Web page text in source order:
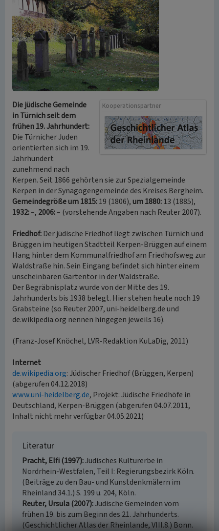
Kooperationspartner
Die jüdische Gemeinde
in Türnich seit dem
frühen 19. Jahrhundert:
Die Türnicher Juden
orientierten sich im 19.
Jahrhundert
zunehmend nach
Kerpen. Seit 1866 gehörten sie zur Spezialgemeinde
Kerpen in der Synagogengemeinde des Kreises Bergheim.
Gemeindegröße um 1815:19 (1806),um 1880:13 (1885),
1932:–, 2006:– (vorstehende Angaben nach Reuter 2007).
Friedhof:Der jüdische Friedhof liegt zwischen Türnich und
Brüggen im heutigen Stadtteil Kerpen-Brüggen auf einem
Hang hinter dem Kommunalfriedhof am Friedhofsweg zur
Waldstraße hin. Sein Eingang befindet sich hinter einem
unscheinbaren Gartentor in der Waldstraße.
Der Begräbnisplatz wurde von der Mitte des 19.
Jahrhunderts bis 1938 belegt. Hier stehen heute noch 19
Grabsteine (so Reuter 2007, uni-heidelberg.de und
de.wikipedia.org nennen hingegen jeweils 16).
(Franz-Josef Knöchel, LVR-Redaktion KuLaDig, 2011)
Internet
de.wikipedia.org: Jüdischer Friedhof (Brüggen, Kerpen)
(abgerufen 04.12.2018)
www.uni-heidelberg.de, Projekt: Jüdische Friedhöfe in
Deutschland, Kerpen-Brüggen (abgerufen 04.07.2011,
Inhalt nicht mehr verfügbar 04.05.2021)
Literatur
Pracht, Elfi (1997) Jüdisches Kulturerbe in
Nordrhein-Westfalen, Teil I: Regierungsbezirk Köln.
(Beiträge zu den Bau- und Kunstdenkmälern im
Rheinland 34.1.) S. 199 u. 204, Köln.
Reuter, Ursula (2007) Jüdische Gemeinden vom
frühen 19. bis zum Beginn des 21. Jahrhunderts.
(Geschichtlicher Atlas der Rheinlande, VIII.8.) Bonn.